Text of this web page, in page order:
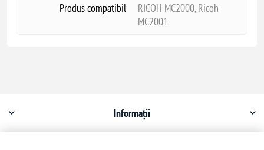
Produs compatibil
RICOH MC2000, Ricoh
MC2001
Informații